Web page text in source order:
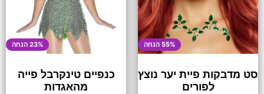
55% הנחה
סט מדבקות פיית יער נוצץ
לפורים
23% הנחה
כנפיים טינקרבל פייה
מהאגדות